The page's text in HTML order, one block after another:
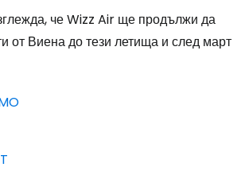
че Wizz Air ще продължи да
от Виена до тези летища и след март